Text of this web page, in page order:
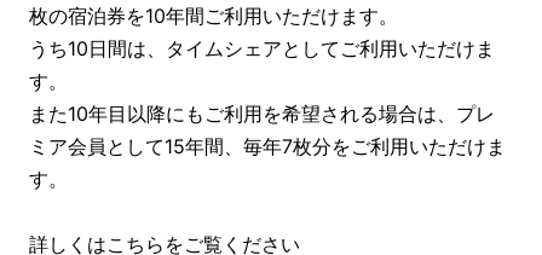
枚の宿泊券を10年間ご利用いただけます。
うち10日間は、タイムシェアとしてご利用いただけま
す。
また10年目以降にもご利用を希望される場合は、プレ
ミア会員として15年間、毎年7枚分をご利用いただけま
す。
詳しくはこちらをご覧ください